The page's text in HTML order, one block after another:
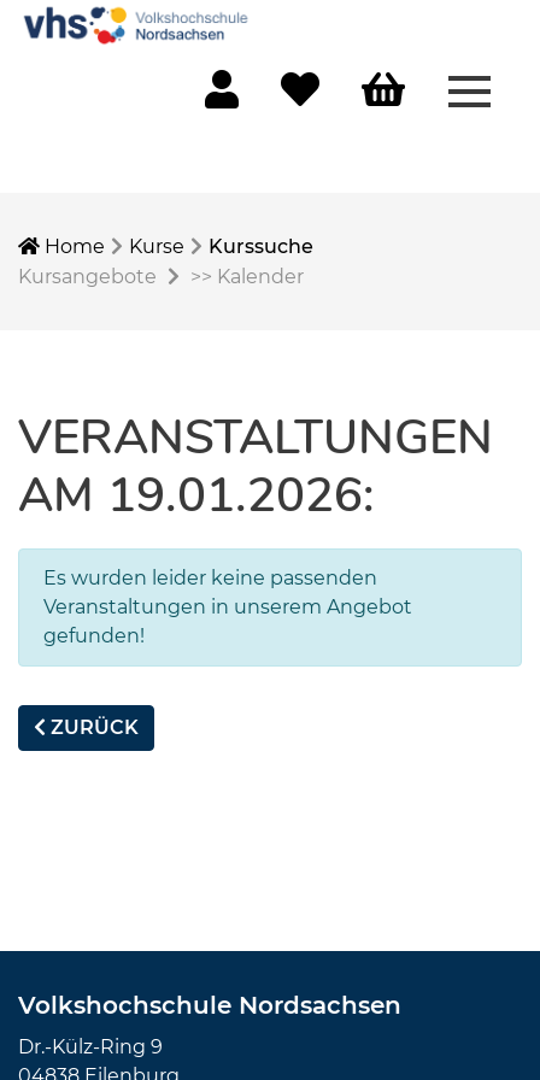
Home Kurse
Kurssuche
Kursangebote
>> Kalender
VERANSTALTUNGEN
AM 19.01.2026:
Es wurden leider keine passenden
Veranstaltungen in unserem Angebot
gefunden!
ZURÜCK
Volkshochschule Nordsachsen
Dr.-Külz-Ring 9